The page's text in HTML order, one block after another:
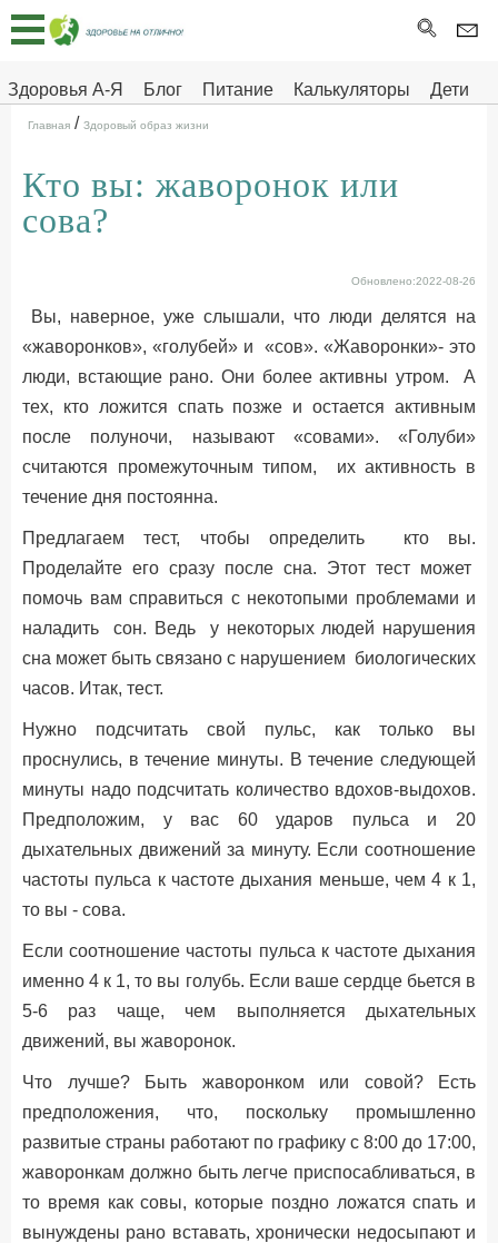
Здоровья А-Я Блог Питание Калькуляторы
Дети
Здоровье на отлично
Главная
Тесты
Про
ДЕТЯМ
Главная / Здоровый образ жизни
Кто вы: жаворонок или
сова?
Обновлено:2022-08-26
Вы, наверное, уже слышали, что люди делятся на
«жаворонков», «голубей» и «сов». «Жаворонки»- это
люди, встающие рано. Они более активны утром. А
тех, кто ложится спать позже и остается активным
после полуночи, называют «совами». «Голуби»
считаются промежуточным типом, их активность в
течение дня постоянна.
Предлагаем тест, чтобы определить кто вы.
Проделайте его сразу после сна. Этот тест может
помочь вам справиться с некотопыми проблемами и
наладить сон. Ведь у некоторых людей нарушения
сна может быть связано с нарушением биологических
часов. Итак, тест.
Нужно подсчитать свой пульс, как только вы
проснулись, в течение минуты. В течение следующей
минуты надо подсчитать количество вдохов-выдохов.
Предположим, у вас 60 ударов пульса и 20
дыхательных движений за минуту. Если соотношение
частоты пульса к частоте дыхания меньше, чем 4 к 1,
то вы - сова.
Если соотношение частоты пульса к частоте дыхания
именно 4 к 1, то вы голубь. Если ваше сердце бьется в
5-6 раз чаще, чем выполняется дыхательных
движений, вы жаворонок.
Что лучше? Быть жаворонком или совой? Есть
предположения, что, поскольку промышленно
развитые страны работают по графику с 8:00 до 17:00,
жаворонкам должно быть легче приспосабливаться, в
то время как совы, которые поздно ложатся спать и
вынуждены рано вставать, хронически недосыпают и